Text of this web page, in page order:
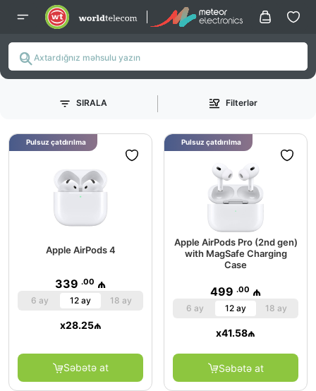
SIRALA Filterlər
Apple AirPods 4
339 .00 ₼
6 ay 12 ay 18 ay
x28.25₼
Səbətə at
Pulsuz çatdırılma
Apple AirPods Pro (2nd gen)
with MagSafe Charging
Case
499 .00 ₼
6 ay 12 ay 18 ay
x41.58₼
Səbətə at
Pulsuz çatdırılma